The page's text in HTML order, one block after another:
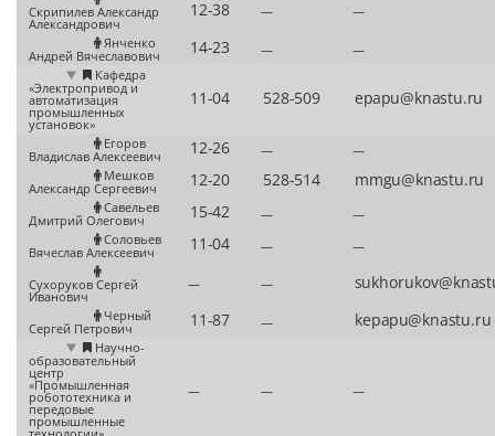
Скрипилев Александр
Александрович
—
—
Янченко
Андрей Вячеславович
—
—
Кафедра
«Электропривод и
автоматизация
промышленных
установок»
Егоров
Владислав Алексеевич
—
—
Мешков
Александр Сергеевич
Савельев
Дмитрий Олегович
—
—
Соловьев
Вячеслав Алексеевич
— —
Сухоруков Сергей
Иванович
—
—
Черный
Сергей Петрович
—
Научно-
образовательный
центр
«Промышленная
робототехника и
передовые
промышленные
— — —